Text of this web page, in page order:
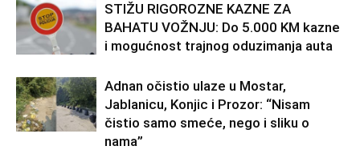
STIŽU RIGOROZNE KAZNE ZA
BAHATU VOŽNJU: Do 5.000 KM kazne
i mogućnost trajnog oduzimanja auta
Adnan očistio ulaze u Mostar,
Jablanicu, Konjic i Prozor: “Nisam
čistio samo smeće, nego i sliku o
nama”